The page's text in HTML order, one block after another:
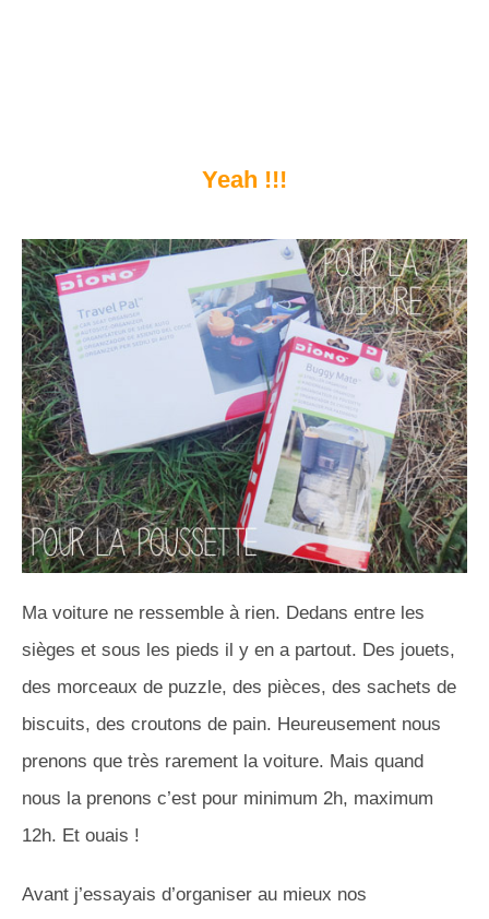
Yeah !!!
Ma voiture ne ressemble à rien. Dedans entre les
sièges et sous les pieds il y en a partout. Des jouets,
des morceaux de puzzle, des pièces, des sachets de
biscuits, des croutons de pain. Heureusement nous
prenons que très rarement la voiture. Mais quand
nous la prenons c’est pour minimum 2h, maximum
12h. Et ouais !
Avant j’essayais d’organiser au mieux nos